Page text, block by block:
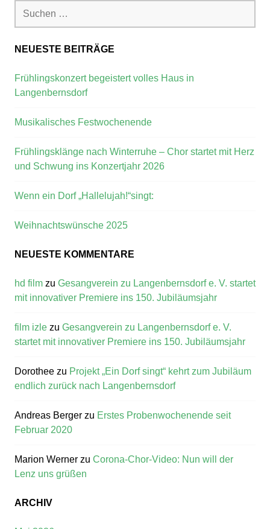
NEUESTE BEITRÄGE
Frühlingskonzert begeistert volles Haus in
Langenbernsdorf
Musikalisches Festwochenende
Frühlingsklänge nach Winterruhe – Chor startet mit Herz
und Schwung ins Konzertjahr 2026
Wenn ein Dorf „Hallelujah!“singt:
Weihnachtswünsche 2025
NEUESTE KOMMENTARE
hd film zu Gesangverein zu Langenbernsdorf e. V. startet
mit innovativer Premiere ins 150. Jubiläumsjahr
film izle zu Gesangverein zu Langenbernsdorf e. V.
startet mit innovativer Premiere ins 150. Jubiläumsjahr
Dorothee zu Projekt „Ein Dorf singt“ kehrt zum Jubiläum
endlich zurück nach Langenbernsdorf
Andreas Berger zu Erstes Probenwochenende seit
Februar 2020
Marion Werner zu Corona-Chor-Video: Nun will der
Lenz uns grüßen
ARCHIV